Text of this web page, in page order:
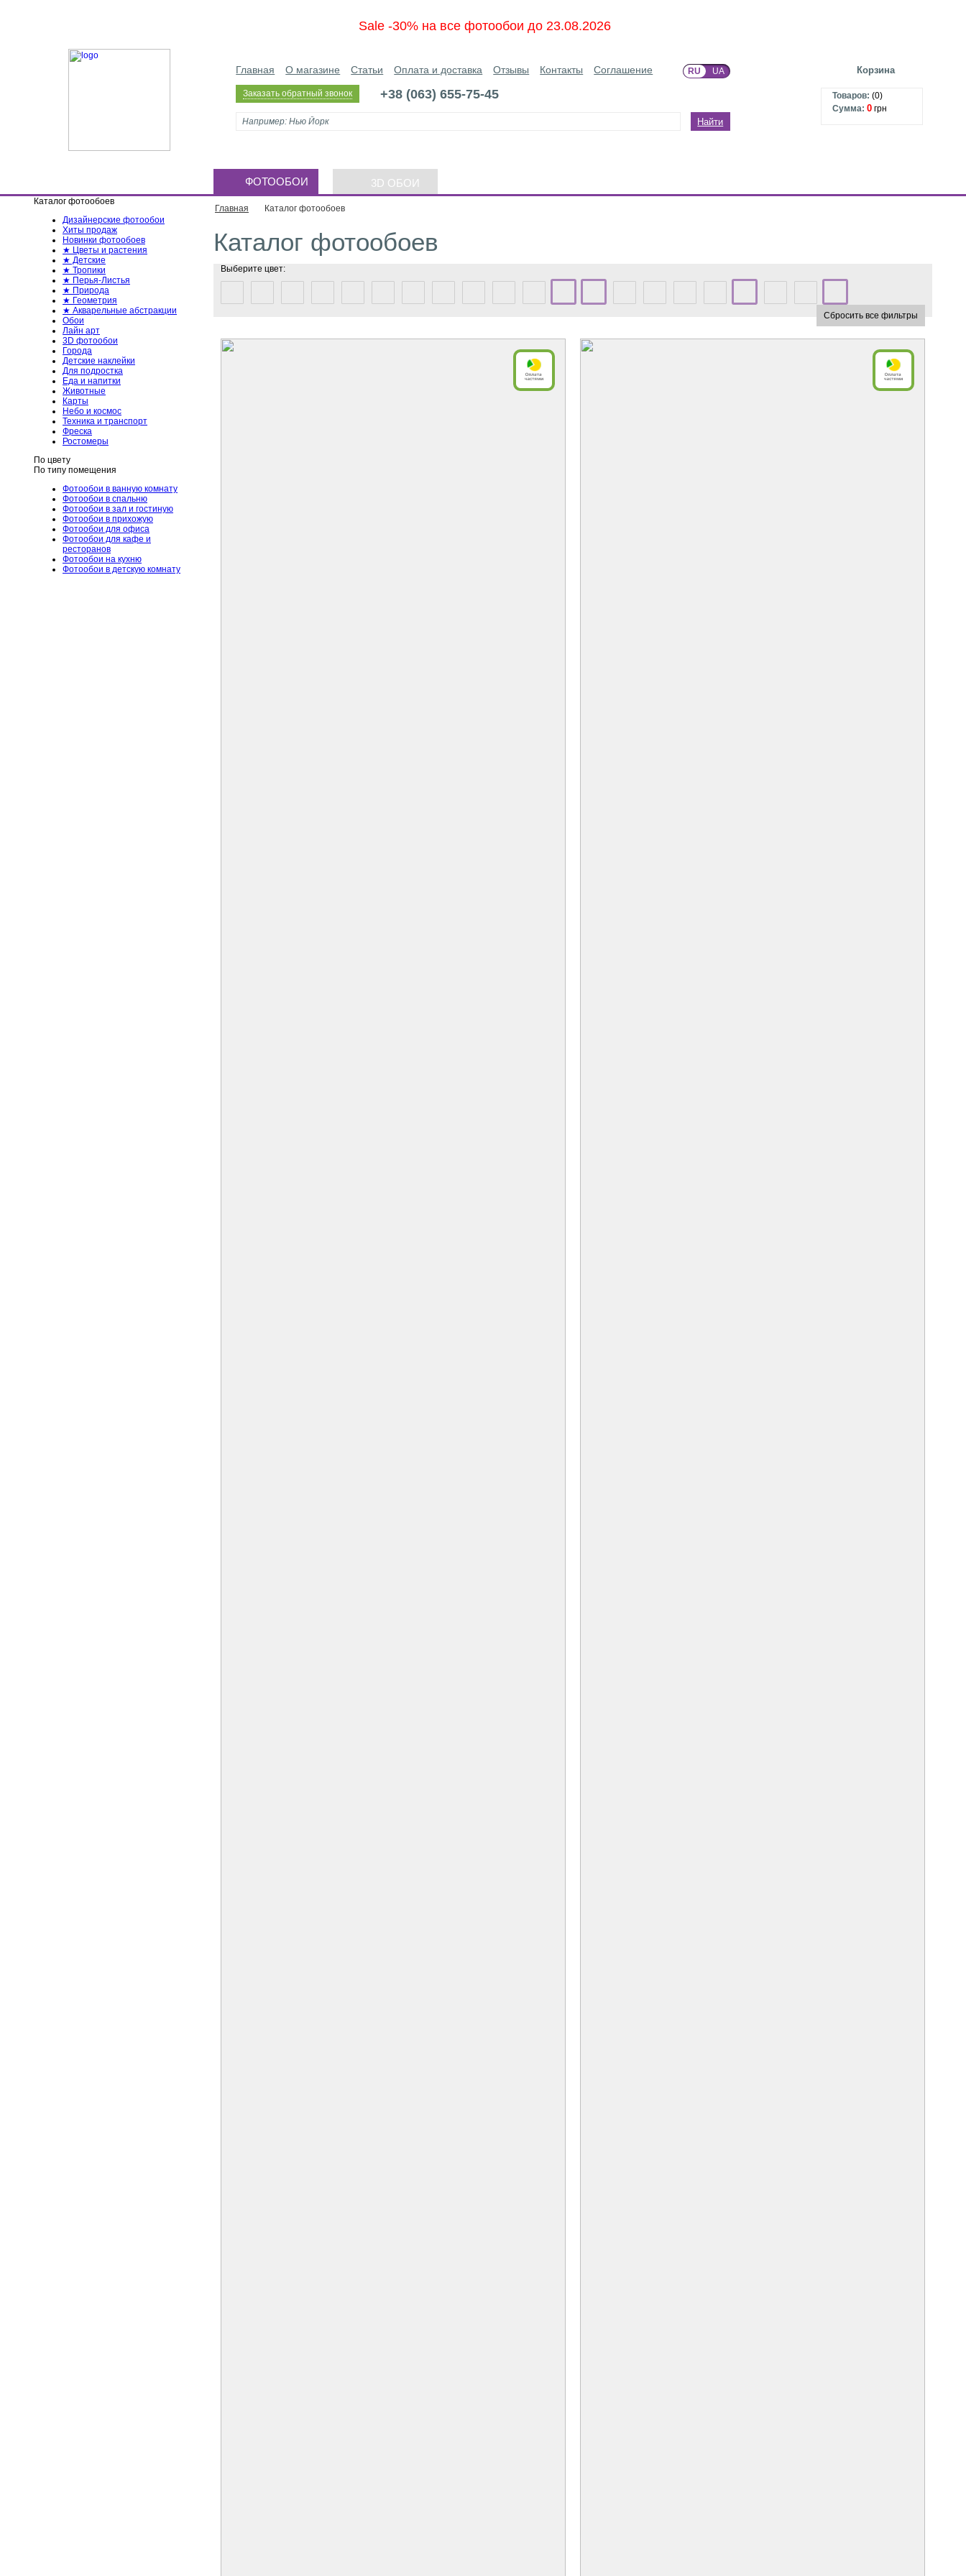
Sale -30% на все фотообои до 23.08.2026
Главная О магазине Статьи Оплата и доставка Отзывы Контакты Соглашение RU UA
Заказать обратный звонок +38 (063) 655-75-45
Найти
Корзина
Товаров: (0)
Сумма: 0 грн
ФОТООБОИ 3D ОБОИ
Каталог фотообоев
Дизайнерские фотообои
Хиты продаж
Новинки фотообоев
★ Цветы и растения
★ Детские
★ Тропики
★ Перья-Листья
★ Природа
★ Геометрия
★ Акварельные абстракции
Обои
Лайн арт
3D фотообои
Города
Детские наклейки
Для подростка
Еда и напитки
Животные
Карты
Небо и космос
Техника и транспорт
Фреска
Ростомеры
По цвету
По типу помещения
Фотообои в ванную комнату
Фотообои в спальню
Фотообои в зал и гостиную
Фотообои в прихожую
Фотообои для офиса
Фотообои для кафе и
ресторанов
Фотообои на кухню
Фотообои в детскую комнату
Главная Каталог фотообоев
Каталог фотообоев
Выберите цвет:
Сбросить все фильтры